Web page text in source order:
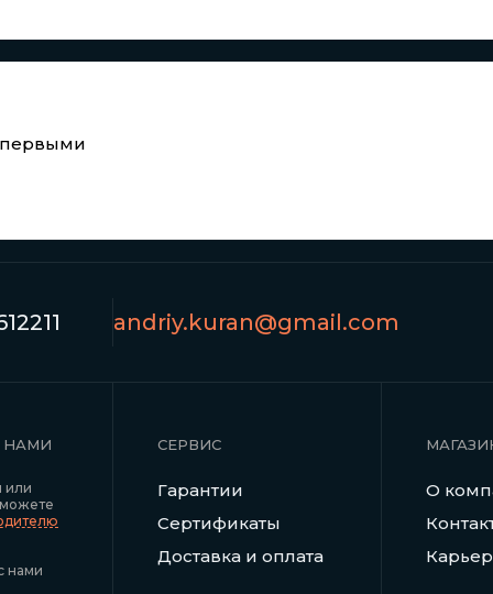
первыми
andriy.kuran@gmail.com
НАМИ
или
нами
СЕРВИС
Гарантии
Сертификаты
Доставка и оплата
О